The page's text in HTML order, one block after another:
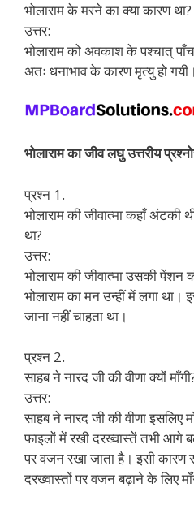
भोलाराम के मरने का क्या कारण था?
उत्तर:
भोलाराम को अवकाश के पश्चात्
अतः धनाभाव के कारण मृत्यु हो गयी।
भोलाराम का जीव लघु उत्तरीय
प्रश्न 1.
भोलाराम की जीवात्मा कहाँ अंटकी
था?
उत्तर:
भोलाराम की जीवात्मा उसकी पेंशन
भोलाराम का मन उन्हीं में लगा था।
जाना नहीं चाहता था।
प्रश्न 2.
साहब ने नारद जी की वीणा क्यों
उत्तर:
साहब ने नारद जी की वीणा इसलिए
फाइलों में रखी दरख्वास्तें तभी आगे
पर वजन रखा जाता है। इसी कारण
दरख्वास्तों पर वजन बढ़ाने के लिए